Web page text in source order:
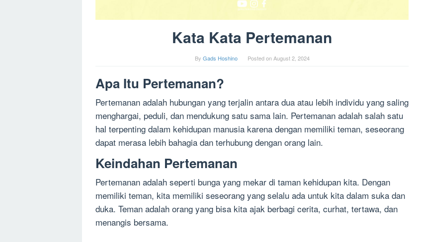
Kata Kata Pertemanan
By Gads Hoshino Posted onAugust 2, 2024
Apa Itu Pertemanan?
Pertemanan adalah hubungan yang terjalin antara dua atau lebih individu yang saling
menghargai, peduli, dan mendukung satu sama lain. Pertemanan adalah salah satu
hal terpenting dalam kehidupan manusia karena dengan memiliki teman, seseorang
dapat merasa lebih bahagia dan terhubung dengan orang lain.
Keindahan Pertemanan
Pertemanan adalah seperti bunga yang mekar di taman kehidupan kita. Dengan
memiliki teman, kita memiliki seseorang yang selalu ada untuk kita dalam suka dan
duka. Teman adalah orang yang bisa kita ajak berbagi cerita, curhat, tertawa, dan
menangis bersama.